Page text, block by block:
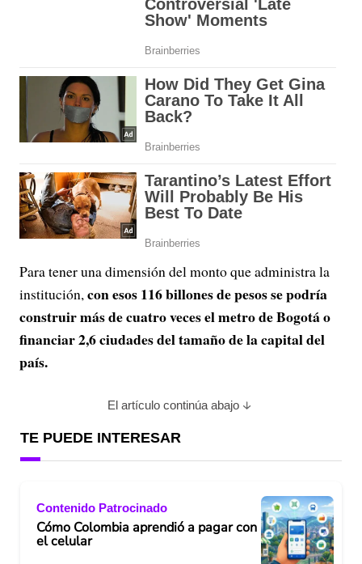
Para tener una dimensión del monto que administra la
institución,con esos 116 billones de pesos se podría
construir más de cuatro veces el metro de Bogotá o
financiar 2,6 ciudades del tamaño de la capital del
país.
El artículo continúa abajo
TE PUEDE INTERESAR
Contenido Patrocinado
Cómo Colombia aprendió a pagar con
el celular